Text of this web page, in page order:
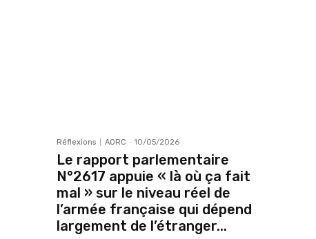
Réflexions AORC - 10/05/2026
Le rapport parlementaire
N°2617 appuie « là où ça fait
mal » sur le niveau réel de
l’armée française qui dépend
largement de l’étranger...